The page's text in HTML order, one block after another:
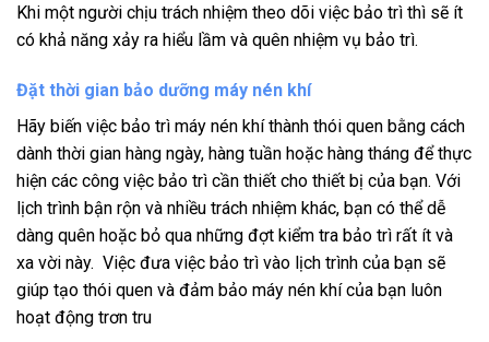
Khi một người chịu trách nhiệm theo dõi việc bảo trì thì sẽ ít
có khả năng xảy ra hiểu lầm và quên nhiệm vụ bảo trì.
Đặt thời gian bảo dưỡng máy nén khí
Hãy biến việc bảo trì máy nén khí thành thói quen bằng cách
dành thời gian hàng ngày, hàng tuần hoặc hàng tháng để thực
hiện các công việc bảo trì cần thiết cho thiết bị của bạn. Với
lịch trình bận rộn và nhiều trách nhiệm khác, bạn có thể dễ
dàng quên hoặc bỏ qua những đợt kiểm tra bảo trì rất ít và
xa vời này. Việc đưa việc bảo trì vào lịch trình của bạn sẽ
giúp tạo thói quen và đảm bảo máy nén khí của bạn luôn
hoạt động trơn tru